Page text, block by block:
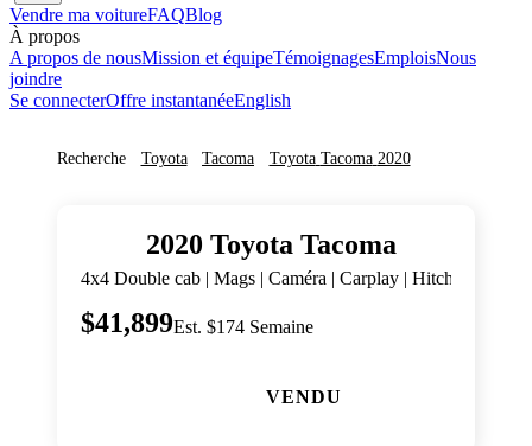
Vendre ma voitureFAQBlog
À propos
A propos de nousMission et équipeTémoignagesEmploisNous
joindre
Se connecterOffre instantanéeEnglish
Recherche Toyota Tacoma Toyota Tacoma 2020
2020 Toyota Tacoma
4x4 Double cab | Mags | Caméra | Carplay | Hitch |
$41,899Est. $174 Semaine
VENDU